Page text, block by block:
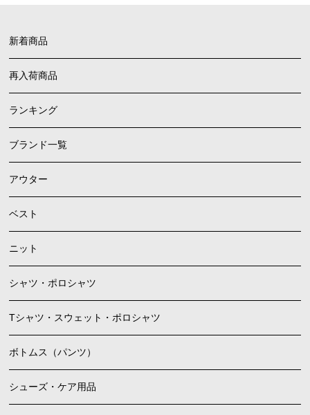
新着商品
再入荷商品
ランキング
ブランド一覧
アウター
ベスト
ニット
シャツ・ポロシャツ
Tシャツ・スウェット・ポロシャツ
ボトムス（パンツ）
シューズ・ケア用品